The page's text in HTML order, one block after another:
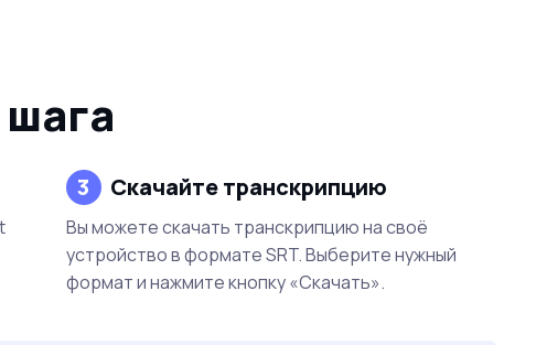
3 Скачайте транскрипцию
Вы можете скачать транскрипцию на своё
устройство в формате SRT. Выберите нужный
формат и нажмите кнопку «Скачать».